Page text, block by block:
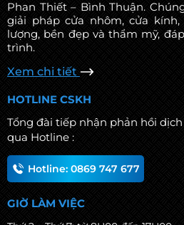
ngôi nhà, tránh
Phan Thiết – Bình Thuận.
giải pháp cửa nhôm, cửa
lượng, bền đẹp và thẩm mỹ,
trình.
Xem chi tiết
HOTLINE CSKH
Tổng đài tiếp nhận phản hồi
qua Hotline :
Hotline: 0869 747 677
GIỜ LÀM VIỆC